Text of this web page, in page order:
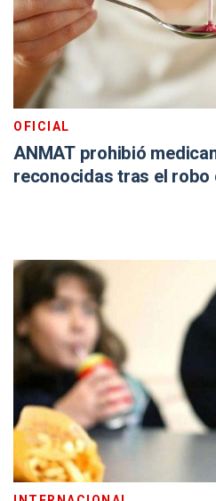
OFICIAL
ANMAT prohibió
reconocidas tras el